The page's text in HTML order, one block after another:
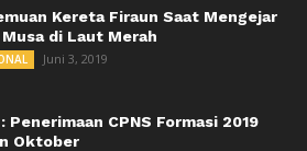
Kereta Firaun Saat Mengejar
Musa di Laut Merah
Juni 3, 2019
: Penerimaan CPNS Formasi 2019
Oktober